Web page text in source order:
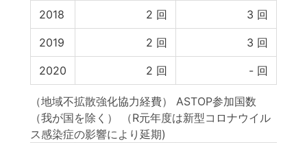
2018 2 回 3 回
2019 2 回 3 回
2020 2 回 - 回
（地域不拡散強化協力経費） ASTOP参加国数
（我が国を除く） （R元年度は新型コロナウイル
ス感染症の影響により延期)